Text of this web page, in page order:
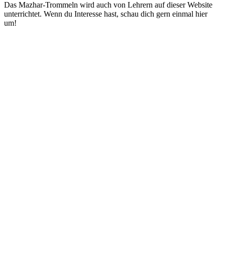
Das Mazhar-Trommeln wird auch von Lehrern auf dieser Website
unterrichtet. Wenn du Interesse hast, schau dich gern einmal hier
um!